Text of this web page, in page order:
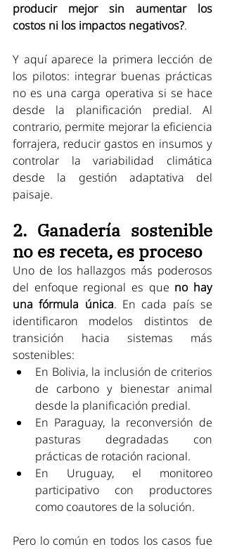
producir mejor sin aumentar los
costos ni los impactos negativos?.
Y aquí aparece la primera lección de
los pilotos: integrar buenas prácticas
no es una carga operativa si se hace
desde la planificación predial. Al
contrario, permite mejorar la eficiencia
forrajera, reducir gastos en insumos y
controlar la variabilidad climática
desde la gestión adaptativa del
paisaje.
2. Ganadería sostenible
no es receta, es proceso
Uno de los hallazgos más poderosos
del enfoque regional es que no hay
una fórmula única. En cada país se
identificaron modelos distintos de
transición hacia sistemas más
sostenibles:
En Bolivia, la inclusión de criterios
de carbono y bienestar animal
desde la planificación predial.
En Paraguay, la reconversión de
pasturas degradadas con
prácticas de rotación racional.
En Uruguay, el monitoreo
participativo con productores
como coautores de la solución.
Pero lo común en todos los casos fue